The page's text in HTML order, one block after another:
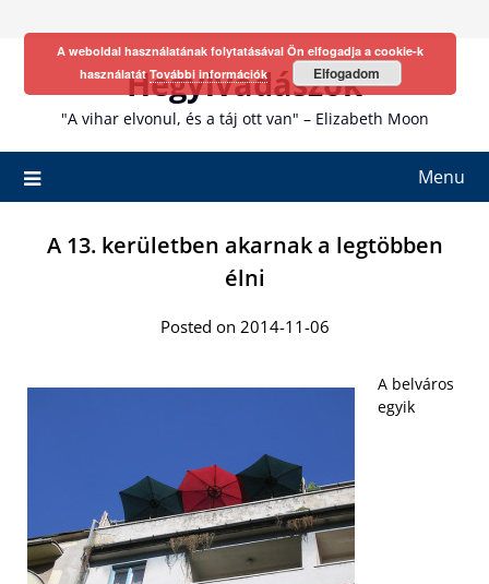
Hegyivadászok
"A vihar elvonul, és a táj ott van" – Elizabeth Moon
Menu
A 13. kerületben akarnak a legtöbben
élni
Posted on 2014-11-06
A belváros
egyik
A weboldal használatának folytatásával Ön elfogadja a cookie-k
használatátTovábbi információk Elfogadom